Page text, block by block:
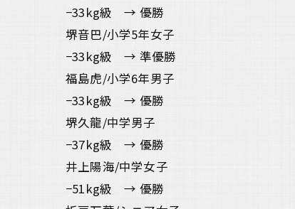
−33kg級 → 優勝
堺音巴/小学5年女子
−33kg級 → 準優勝
福島虎/小学6年男子
−33kg級 → 優勝
堺久龍/中学男子
−37kg級 → 優勝
井上陽海/中学女子
−51kg級 → 優勝